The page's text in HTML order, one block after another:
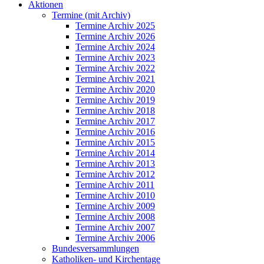
Aktionen
Termine (mit Archiv)
Termine Archiv 2025
Termine Archiv 2026
Termine Archiv 2024
Termine Archiv 2023
Termine Archiv 2022
Termine Archiv 2021
Termine Archiv 2020
Termine Archiv 2019
Termine Archiv 2018
Termine Archiv 2017
Termine Archiv 2016
Termine Archiv 2015
Termine Archiv 2014
Termine Archiv 2013
Termine Archiv 2012
Termine Archiv 2011
Termine Archiv 2010
Termine Archiv 2009
Termine Archiv 2008
Termine Archiv 2007
Termine Archiv 2006
Bundesversammlungen
Katholiken- und Kirchentage